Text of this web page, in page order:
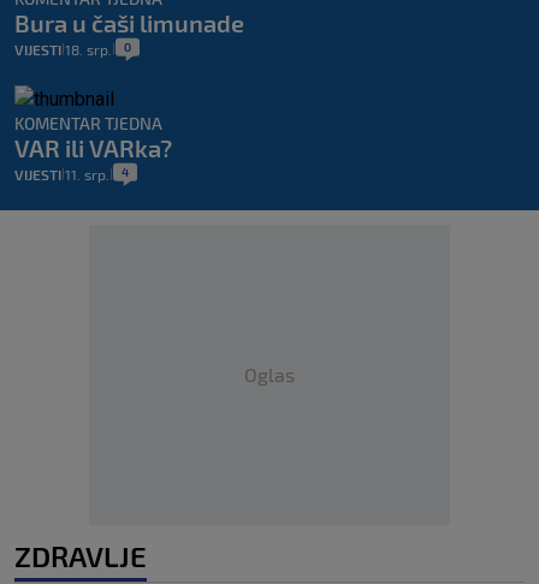
Bura u čaši limunade
VIJESTI 18. srp. 0
KOMENTAR TJEDNA
VAR ili VARka?
VIJESTI 11. srp. 4
Oglas
ZDRAVLJE